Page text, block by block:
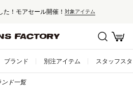
た！モアセール開催！ 対象アイテム
ブランド 別注アイテム スタッフス
ンド一覧